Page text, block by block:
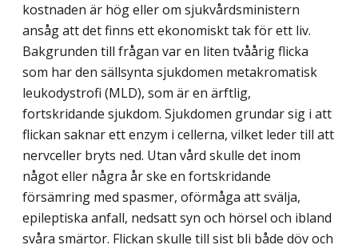
kostnaden är hög eller om sjukvårdsministern
ansåg att det finns ett ekonomiskt tak för ett liv.
Bakgrunden till frågan var en liten tvåårig flicka
som har den sällsynta sjukdomen metakromatisk
leukodystrofi (MLD), som är en ärftlig,
fortskridande sjukdom. Sjukdomen grundar sig i att
flickan saknar ett enzym i cellerna, vilket leder till att
nervceller bryts ned. Utan vård skulle det inom
något eller några år ske en fortskridande
försämring med spasmer, oförmåga att svälja,
epileptiska anfall, nedsatt syn och hörsel och ibland
svåra smärtor. Flickan skulle till sist bli både döv och